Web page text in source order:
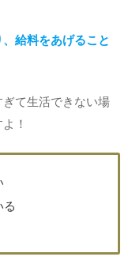
給料をあげること
て生活できない場
！
る